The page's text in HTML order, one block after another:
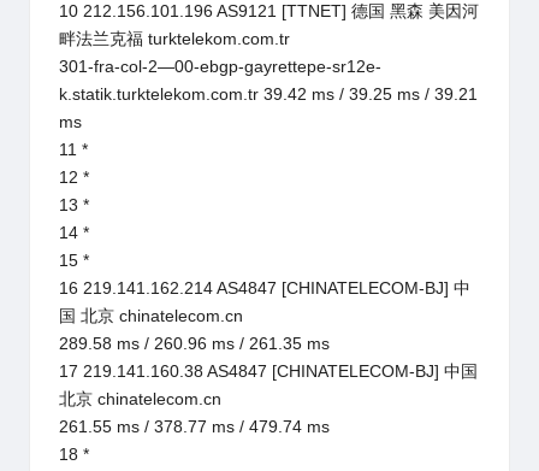
10 212.156.101.196 AS9121 [TTNET] 德国 黑森 美因河
畔法兰克福 turktelekom.com.tr
301-fra-col-2—00-ebgp-gayrettepe-sr12e-
k.statik.turktelekom.com.tr 39.42 ms / 39.25 ms / 39.21
ms
11 *
12 *
13 *
14 *
15 *
16 219.141.162.214 AS4847 [CHINATELECOM-BJ] 中
国 北京 chinatelecom.cn
289.58 ms / 260.96 ms / 261.35 ms
17 219.141.160.38 AS4847 [CHINATELECOM-BJ] 中国
北京 chinatelecom.cn
261.55 ms / 378.77 ms / 479.74 ms
18 *